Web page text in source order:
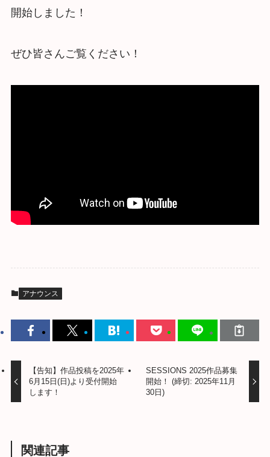
開始しました！
ぜひ皆さんご覧ください！
アナウンス
【告知】作品投稿を2025年
6月15日(日)より受付開始
します！
SESSIONS 2025作品募集
開始！ (締切: 2025年11月
30日)
関連記事